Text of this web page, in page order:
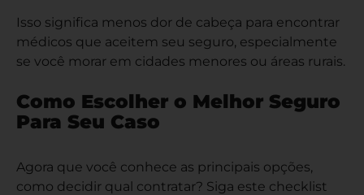
Isso significa menos dor de cabeça para encontrar
médicos que aceitem seu seguro, especialmente
se você morar em cidades menores ou áreas rurais.
Como Escolher o Melhor Seguro
Para Seu Caso
Agora que você conhece as principais opções,
como decidir qual contratar? Siga este checklist